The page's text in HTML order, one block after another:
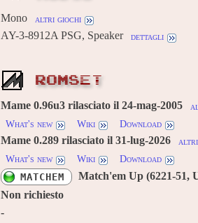
Mono altri giochi
AY-3-8912A PSG, Speaker dettagli
ROMSET
Mame 0.96u3 rilasciato il 24-mag-2005
What's new
Wiki Download
Mame 0.289 rilasciato il 31-lug-2026
altri
What's new
Wiki Download
MATCHEM Match'em Up (6221-51,
Non richiesto
-